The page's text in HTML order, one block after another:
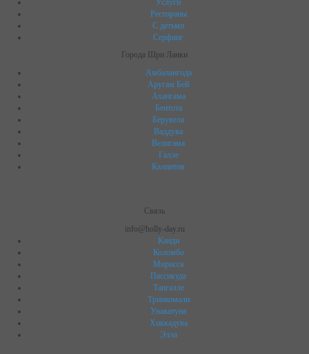
Рестораны
C детьми
Серфинг
Города Шри Ланки
Амбалангода
Аругам Бей
Ахангама
Бентота
Берувела
Ваддува
Велигама
Галле
Калпития
Связь
info@holly-day.ru
Канди
Коломбо
Мирисса
Пассикуда
Тангалле
Тринкомали
Унаватуна
Хиккадува
Элла